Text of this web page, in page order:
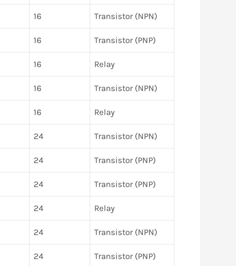
16 Transistor (NPN)
16 Transistor (PNP)
16 Relay
16 Transistor (NPN)
16 Relay
24 Transistor (NPN)
24 Transistor (PNP)
24 Transistor (PNP)
24 Relay
24 Transistor (NPN)
24 Transistor (PNP)